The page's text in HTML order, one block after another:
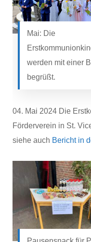
Mai: Die
werden mit einer
begrüßt.
04. Mai 2024 Die
Förderverein in St.
siehe auch Bericht in